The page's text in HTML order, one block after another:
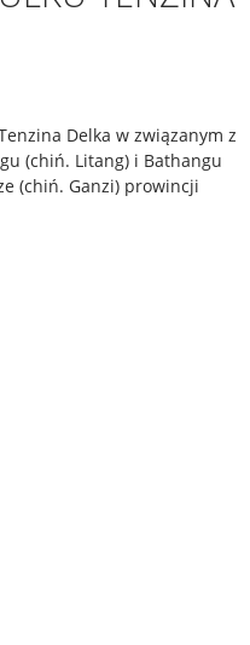
Delka w związanym z
(chiń. Litang) i Bathangu
(chiń. Ganzi) prowincji